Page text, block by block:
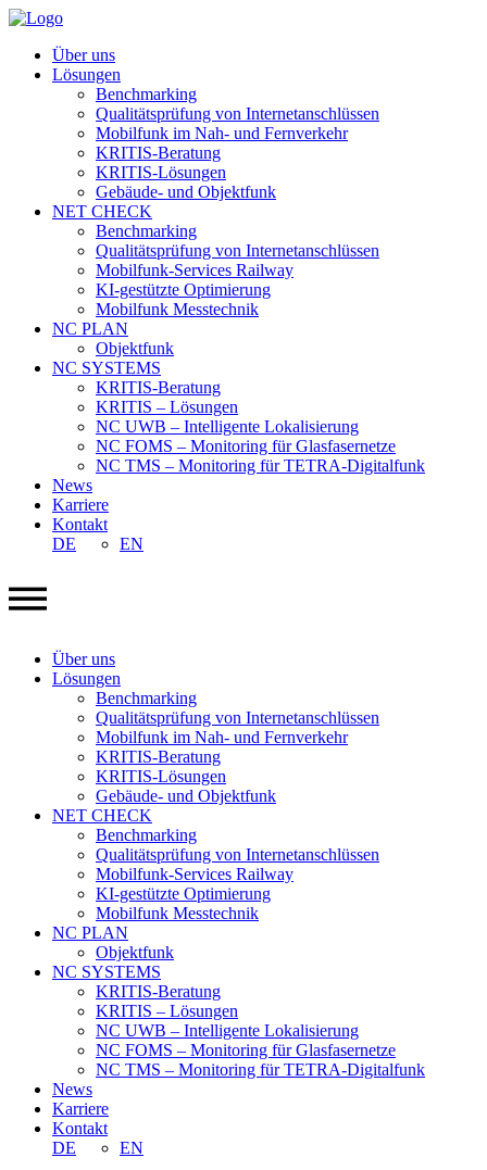
Über uns
Lösungen
Benchmarking
Qualitätsprüfung von Internetanschlüssen
Mobilfunk im Nah- und Fernverkehr
KRITIS-Beratung
KRITIS-Lösungen
Gebäude- und Objektfunk
NET CHECK
Benchmarking
Qualitätsprüfung von Internetanschlüssen
Mobilfunk-Services Railway
KI-gestützte Optimierung
Mobilfunk Messtechnik
NC PLAN
Objektfunk
NC SYSTEMS
KRITIS-Beratung
KRITIS – Lösungen
NC UWB – Intelligente Lokalisierung
NC FOMS – Monitoring für Glasfasernetze
NC TMS – Monitoring für TETRA-Digitalfunk
News
Karriere
Kontakt
DE
EN
Über uns
Lösungen
Benchmarking
Qualitätsprüfung von Internetanschlüssen
Mobilfunk im Nah- und Fernverkehr
KRITIS-Beratung
KRITIS-Lösungen
Gebäude- und Objektfunk
NET CHECK
Benchmarking
Qualitätsprüfung von Internetanschlüssen
Mobilfunk-Services Railway
KI-gestützte Optimierung
Mobilfunk Messtechnik
NC PLAN
Objektfunk
NC SYSTEMS
KRITIS-Beratung
KRITIS – Lösungen
NC UWB – Intelligente Lokalisierung
NC FOMS – Monitoring für Glasfasernetze
NC TMS – Monitoring für TETRA-Digitalfunk
News
Karriere
Kontakt
DE
EN